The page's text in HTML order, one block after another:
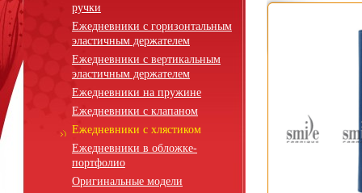
ручки
Ежедневники с горизонтальным
эластичным держателем
Ежедневники с вертикальным
эластичным держателем
Ежедневники на пружине
Ежедневники с клапаном
Ежедневники с хлястиком
Ежедневники в обложке-
портфолио
Оригинальные модели